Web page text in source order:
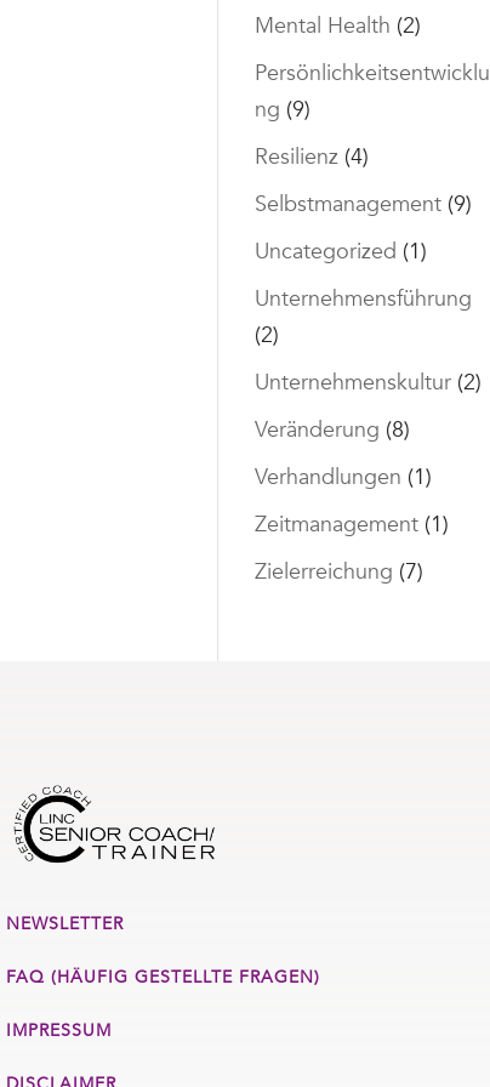
Mental Health (2)
Persönlichkeitsentwicklu
ng (9)
Resilienz(4)
Selbstmanagement(9)
Uncategorized (1)
Unternehmensführung
(2)
Unternehmenskultur(2)
Veränderung (8)
Verhandlungen (1)
Zeitmanagement(1)
Zielerreichung (7)
NEWSLETTER
FAQ (HÄUFIG GESTELLTE FRAGEN)
IMPRESSUM